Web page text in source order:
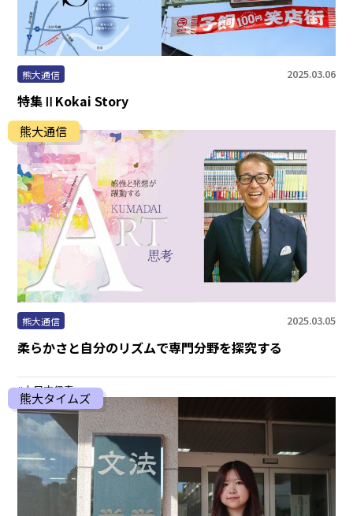
熊大通信 2025.03.06
特集ⅡKokai Story
熊大通信
熊大通信 2025.03.05
柔らかさと自分のリズムで専門分野を探究する
大日方信春
熊大タイムズ